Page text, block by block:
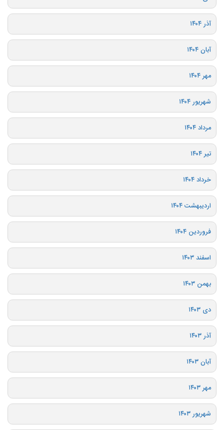
آذر ۱۴۰۴
آبان ۱۴۰۴
مهر ۱۴۰۴
شهریور ۱۴۰۴
مرداد ۱۴۰۴
تیر ۱۴۰۴
خرداد ۱۴۰۴
اردیبهشت ۱۴۰۴
فروردین ۱۴۰۴
اسفند ۱۴۰۳
بهمن ۱۴۰۳
دی ۱۴۰۳
آذر ۱۴۰۳
آبان ۱۴۰۳
مهر ۱۴۰۳
شهریور ۱۴۰۳